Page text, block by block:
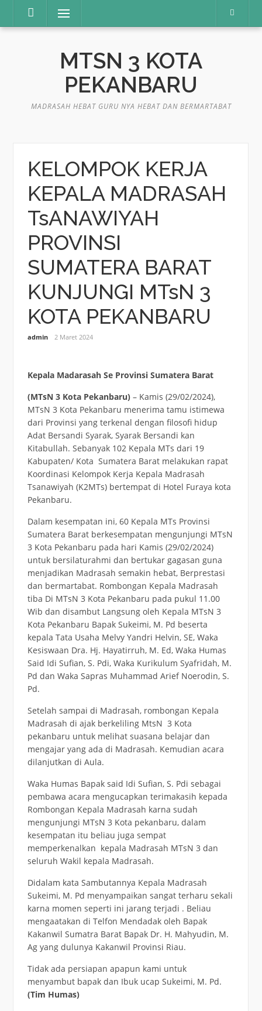
Lompat
konten
Menu
MTSN 3 KOTA
PEKANBARU
MADRASAH HEBAT GURU NYA HEBAT DAN BERMARTABAT
KELOMPOK KERJA
KEPALA MADRASAH
TsANAWIYAH
PROVINSI
SUMATERA BARAT
KUNJUNGI MTsN 3
KOTA PEKANBARU
admin 2 Maret 2024
Kepala Madarasah Se Provinsi Sumatera Barat
(MTsN 3 Kota Pekanbaru)– Kamis (29/02/2024),
MTsN 3 Kota Pekanbaru menerima tamu istimewa
dari Provinsi yang terkenal dengan filosofi hidup
Adat Bersandi Syarak, Syarak Bersandi kan
Kitabullah. Sebanyak 102 Kepala MTs dari 19
Kabupaten/ Kota Sumatera Barat melakukan rapat
Koordinasi Kelompok Kerja Kepala Madrasah
Tsanawiyah (K2MTs) bertempat di Hotel Furaya kota
Pekanbaru.
Dalam kesempatan ini, 60 Kepala MTs Provinsi
Sumatera Barat berkesempatan mengunjungi MTsN
3 Kota Pekanbaru pada hari Kamis (29/02/2024)
untuk bersilaturahmi dan bertukar gagasan guna
menjadikan Madrasah semakin hebat, Berprestasi
dan bermartabat. Rombongan Kepala Madrasah
tiba Di MTsN 3 Kota Pekanbaru pada pukul 11.00
Wib dan disambut Langsung oleh Kepala MTsN 3
Kota Pekanbaru Bapak Sukeimi, M. Pd beserta
kepala Tata Usaha Melvy Yandri Helvin, SE, Waka
Kesiswaan Dra. Hj. Hayatirruh, M. Ed, Waka Humas
Said Idi Sufian, S. Pdi, Waka Kurikulum Syafridah, M.
Pd dan Waka Sapras Muhammad Arief Noerodin, S.
Pd.
Setelah sampai di Madrasah, rombongan Kepala
Madrasah di ajak berkeliling MtsN 3 Kota
pekanbaru untuk melihat suasana belajar dan
mengajar yang ada di Madrasah. Kemudian acara
dilanjutkan di Aula.
Waka Humas Bapak said Idi Sufian, S. Pdi sebagai
pembawa acara mengucapkan terimakasih kepada
Rombongan Kepala Madrasah karna sudah
mengunjungi MTsN 3 Kota pekanbaru, dalam
kesempatan itu beliau juga sempat
memperkenalkan kepala Madrasah MTsN 3 dan
seluruh Wakil kepala Madrasah.
Didalam kata Sambutannya Kepala Madrasah
Sukeimi, M. Pd menyampaikan sangat terharu sekali
karna momen seperti ini jarang terjadi . Beliau
mengaatakan di Telfon Mendadak oleh Bapak
Kakanwil Sumatra Barat Bapak Dr. H. Mahyudin, M.
Ag yang dulunya Kakanwil Provinsi Riau.
Tidak ada persiapan apapun kami untuk
menyambut bapak dan Ibuk ucap Sukeimi, M. Pd.
(Tim Humas)